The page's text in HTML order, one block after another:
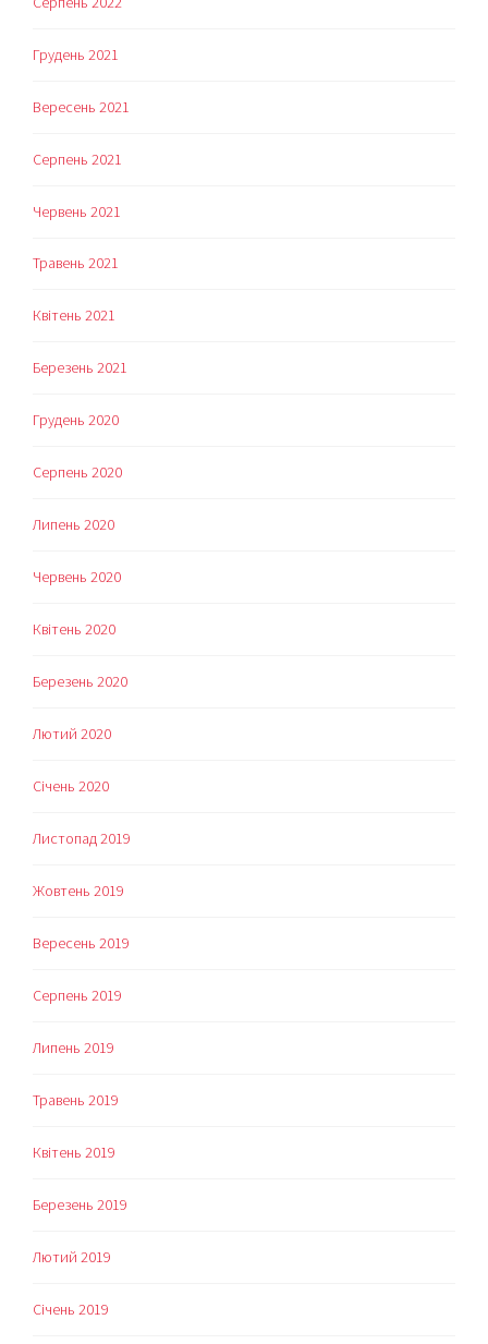
Грудень 2021
Вересень 2021
Серпень 2021
Червень 2021
Травень 2021
Квітень 2021
Березень 2021
Грудень 2020
Серпень 2020
Липень 2020
Червень 2020
Квітень 2020
Березень 2020
Лютий 2020
Січень 2020
Листопад 2019
Жовтень 2019
Вересень 2019
Серпень 2019
Липень 2019
Травень 2019
Квітень 2019
Березень 2019
Лютий 2019
Січень 2019